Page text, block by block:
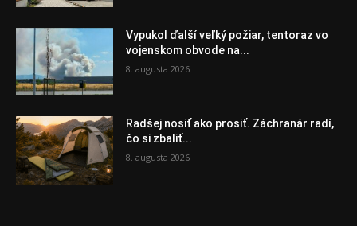
Vypukol ďalší veľký požiar, tentoraz vo
vojenskom obvode na...
8. augusta 2026
Radšej nosiť ako prosiť. Záchranár radí,
čo si zbaliť...
8. augusta 2026